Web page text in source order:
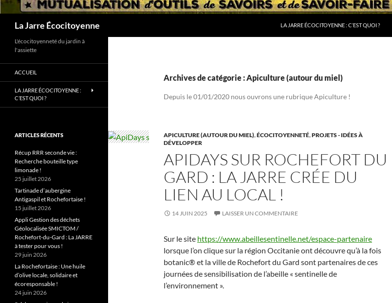
La Jarre Écocitoyenne LA JARRE ÉCOCITOYENNE : C’EST QUOI ?
Archives de catégorie : Apiculture (autour du miel)
Depuis le 01/01/2020 nous ouvrons une rubrique Apiculture !
APICULTURE (AUTOUR DU MIEL),ÉCOCITOYENNETÉ,PROJETS - IDÉES À
DÉVELOPPER
APIDAYS SUR ROCHEFORT DU
GARD : LA JARRE CRÉE DU
LIEN AU LOCAL !
14 JUIN 2025 LAISSER UN COMMENTAIRE
Sur le site https://www.abeillesentinelle.net/espace-partenaire
lorsque l’on clique sur la région Occitanie ont découvre qu’à la fois
botanic® et la ville de Rochefort du Gard sont partenaires de ces
journées de sensibilisation de l’abeille « sentinelle de
l’environnement ».
L'écocitoyenneté du jardin à
l'assiette
ACCUEIL
LA JARRE ÉCOCITOYENNE :
C’EST QUOI ?
ARTICLES RÉCENTS
Récup RRR seconde vie :
Recherche bouteille type
limonade !
25 juillet 2026
Tartinade d’aubergine
Antigaspil et Rochefortaise !
15 juillet 2026
Appli Gestion des déchets
Géolocalisée SMICTOM /
Rochefort-du-Gard : La JARRE
à tester pour vous !
29 juin 2026
La Rochefortaise : Une huile
d’olive locale, solidaire et
écoresponsable !
24 juin 2026